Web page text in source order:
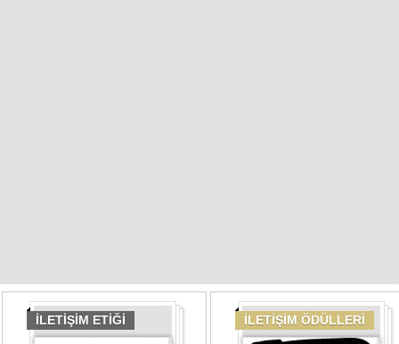
İLETİŞİM ETİĞİ İLETİŞİM ÖDÜLLERİ